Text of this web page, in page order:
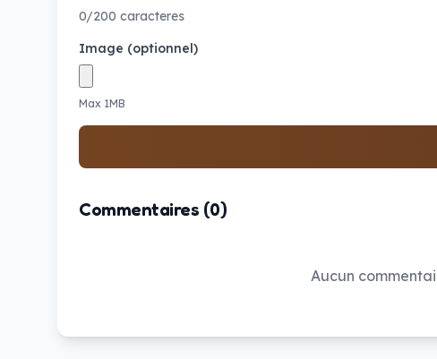
0/200 caracteres
Image (optionnel)
Max 1MB
Commentaires (0)
Aucun